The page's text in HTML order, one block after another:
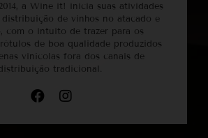
a Wine it! inicia suas atividades
de vinhos no atacado e
com o intuito de trazer para os
de boa qualidade produzidos
vinícolas fora dos canais de
tradicional.